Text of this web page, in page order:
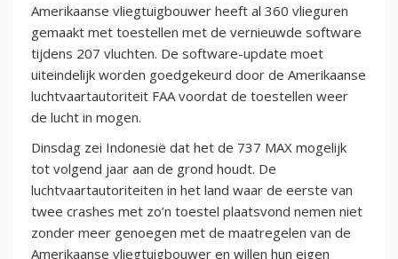
Amerikaanse vliegtuigbouwer heeft al 360 vlieguren
gemaakt met toestellen met de vernieuwde software
tijdens 207 vluchten. De software-update moet
uiteindelijk worden goedgekeurd door de Amerikaanse
luchtvaartautoriteit FAA voordat de toestellen weer
de lucht in mogen.
Dinsdag zei Indonesië dat het de 737 MAX mogelijk
tot volgend jaar aan de grond houdt. De
luchtvaartautoriteiten in het land waar de eerste van
twee crashes met zo’n toestel plaatsvond nemen niet
zonder meer genoegen met de maatregelen van de
Amerikaanse vliegtuigbouwer en willen hun eigen